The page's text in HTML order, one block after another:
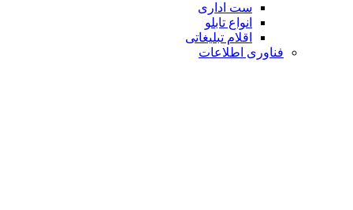
ست اداری
انواع تابلو
اقلام تبلیغاتی
فناوری اطلاعات